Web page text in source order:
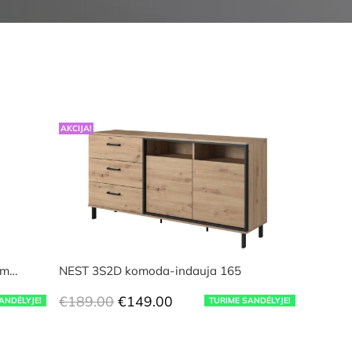
AKCIJA!
TURIME SANDĖLYJE!
NEST 3S2D komoda-indauja 165
€189.00 Original
€149.00 Current